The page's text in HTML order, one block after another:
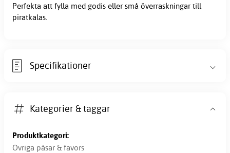
Perfekta att fylla med godis eller små överraskningar till
piratkalas.
Specifikationer
Kategorier & taggar
Produktkategori:
Övriga påsar & favors